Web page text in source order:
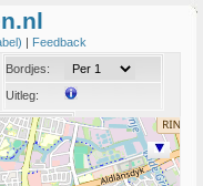
| Feedback
Bordjes:
Uitleg: